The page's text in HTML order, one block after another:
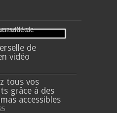
de
vidéo
tous vos
grâce à des
accessibles